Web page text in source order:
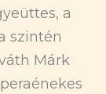
a
szintén
Márk